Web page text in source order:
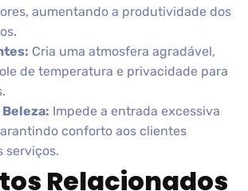
aumentando a produtividade dos
Cria uma atmosfera agradável,
de temperatura e privacidade para
Impede a entrada excessiva
conforto aos clientes
serviços.
Relacionados